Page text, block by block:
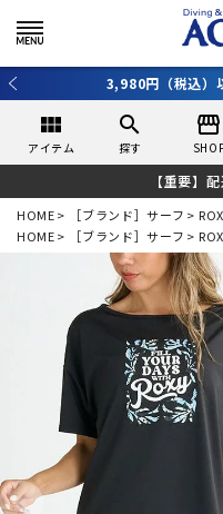
3,980円（税込）
view_module
アイテム
search
探す
storefront
【重要】
HOME ［ブランド］サーフ
HOME
［ブランド］サーフ